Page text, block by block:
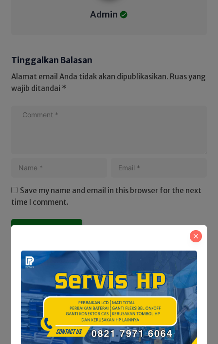
Admin
Tinggalkan Balasan
Alamat email Anda tidak akan dipublikasikan. Ruas yang
wajib ditandai *
Save my name and email in this browser for the next
time I comment.
Baca Juga